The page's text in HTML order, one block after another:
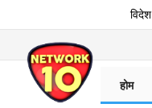
विदेश
होम